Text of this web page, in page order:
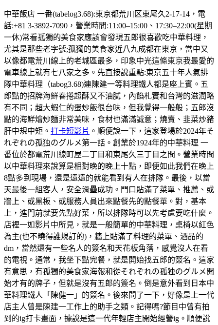
中華飯店 一番(tabelog3.68):東京都荒川区東尾久2-17-14，電
話:+81 3-3892-7090，營業時間:11:00–15:00、17:30–22:00(星期
一休)常看孤獨的美食家應該會發現五郎很喜歡吃中華料理，
尤其是那些老字號;孤獨的美食家近八九成都在東京，當中又
以像都電荒川線上的老城區最多，印象中光這條東京我最愛的
電車線上就有七八家之多。先直接說重點:東京五十年人氣排
隊中華料理（tabog3.68)連陳建一等料理鐵人都是座上賓。五
郎點的招牌海鮮春捲超酥又不油膩，內餡札實和台灣的滋潤略
有不同；超大蝦仁的蛋炒飯很台味，但我覺得一般般；五郎沒
點的海鮮燴炒麵非常美味，食材也滿滿誠意；燒賣、韭菜炒豬
肝中規中矩。 打卡短影片 。順便說一下，這家登場於2024年そ
れぞれの孤独のグルメ第一話。創業於1924年的中華料理 一
番位於都電荒川線町屋二丁目和東尾久三丁目之間。營業時間
以中華料理來說算是相對晚的晚上十點，即便如此我們在晚上
8點多到現場，還是遠遠的就能看到有人在排隊。最後，以當
天最後一組客人，安全滑壘成功。門口貼滿了菜單、推薦、或
牆上、或黑板、或服務人員出來點餐先的點餐單。對，基本
上，進門前就要先點好菜，所以排隊時可以先考慮要吃什麼。
店裡一如影片中所見，就是一般簡單的中華料理，桌椅以紅色
為主(也不曉得誰規訂的)，牆上貼滿了料理的菜單、酒品的
dm，當然還有一些名人的簽名和天花板角落，感覺沒人在看
的電視。通常，我坐下點完餐，就是開始找五郎的簽名。這家
有意思，有孤獨的美食家海報和從それぞれの孤独のグルメ開
始才有的牌子，但就是沒有五郎的簽名。倒是意外看到日本中
華料理鐵人「陳健一」的簽名。後來問了一下，好像是上一代
店主人曾是陳建一工作上的助手之類。記得嗎?節目中曾有拍
到的ig打卡畫面，據說是這一代年輕店主開始經營ig。順便說